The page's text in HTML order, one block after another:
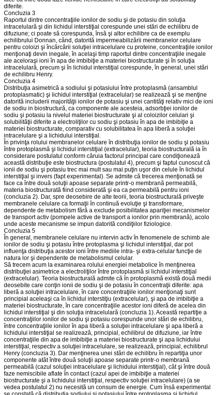
diferite.
Concluzia 3
Raportul dintre concentraţiile ionilor de sodiu şi de potasiu din soluţia
intracelulară şi din lichidul interstiţial corespunde unei stări de echilibru de
difuziune; ci poate să corespunda, însă şi altor echilibre ca de exemplu
echilibrului Donnan, când, datorită impermeabilizării membranelor celulare
pentru coloizi şi încărcării soluţiei intracelulare cu proteine, concentraţiile ionilor
menţionaţi devin inegale, în acelaşi timp raportul dintre concentraţiile inegale
ale aceloraşi ioni în apa de imbibiţie a materiei biostructurate şi în soluţia
intracelulară, precum şi în lichidul interstiţial corespunde, în general, unei stări
de echilibru Henry.
Concluzia 4
Distribuţia asimetrică a sodiului şi potasiului între protoplasmă (ansamblul
protoplasmatic) şi lichidul interstiţial (extracelular) se realizează şi se menţine
datorită includerii majorităţii ionilor de potasiu şi unei cantităţi relativ mici de ioni
de sodiu in biostructură, ca componente ale acesteia, adsorbţiei ionilor de
sodiu şi potasiu la nivelul materiei biostructurate şi al coloizilor celulari şi
solubilităţii diferite a electroliţilor cu sodiu şi potasiu în apa de imbibiţie a
materiei biostructurate, comparativ cu solubilitatea în apa liberă a soluţiei
intracelulare şi a lichidului interstiţial.
În privinţa rolului membranelor celulare în distribuţia ionilor de sodiu şi potasiu
între protoplasmă şi lichidul interstiţial (extracelular), teoria biostructurală ia în
considerare postulatul conform căruia factorul principal care condiţionează
această distribuţie este biostructura (postulatul 4), precum şi faptul cunoscut că
ionii de sodiu şi potasiu trec mai mult sau mai puţin uşor din celule în lichidul
interstiţial şi invers (fapt experimental). Se admite că trecerea menţionată se
face ca între două soluţii apoase separate printr-o membrană permeabilă,
materia biostructurată fiind considerată şi ea ca permeabilă pentru ioni
(concluzia 2). Dar, spre deosebire de alte teorii, teoria biostructurală priveşte
membranele celulare ca formaţii în continuă evoluţie şi transformare,
dependente de metabolism fără a exclude posibilitatea apariţiei mecanismelor
de transport activ (pompele active de transport a ionilor prin membrană), acolo
unde aceste mecanisme se impun datorită condiţiilor fiziologice.
Concluzia 5
În general, membranele celulare nu intervin activ în fenomenele de schimb ale
ionilor de sodiu şi potasiu între protoplasma şi lichidul interstiţial, dar pot
influenţa distribuţia acestor ioni între mediile intra- şi extra-celular funcţie de
natura lor şi dependente de metabolismul celular.
Să trecem acum la examinarea rolului energiei metabolice în menţinerea
distribuţiei asimetrice a electroliţilor între protoplasmă si lichidul interstiţial
(extracelular). Teoria biostructurală admite că în protoplasmă există două medii
deosebite care conţin ionii de sodiu şi de potasiu în concentraţii diferite: apa
liberă a soluţiei intracelulare, în care concentraţiile ionilor menţionaţi sunt
principial aceleaşi ca în lichidul interstiţiu (extracelular), şi apa de imbibiţie a
materiei biostructurate, în care concentraţiile acestor ioni diferă de acelea din
lichidul interstiţial şi din soluţia intracelulară (concluzia 1). Această repartiţie a
concentraţiilor ionilor de sodiu şi potasiu corespunde unor stări de echilibru,
între concentraţiile ionilor în apa liberă a soluţiei intracelulare şi apa liberă a
lichidului interstiţial se realizează, principial, echilibrul de difuziune, iar între
concentraţiile din apa de imbibiţie a materiei biostructurate şi apa lichidului
interstiţial, respectiv a soluţiei intracelulare, se realizează, principial, echilibrul
Henry (concluzia 3). Dar menţinerea unei stări de echilibru în repartiţia unor
componente atât între două soluţii apoase separate printr-o membrană
permeabilă (cazul soluţiei intracelulare şi lichidului interstiţial), cât şi între două
faze nemiscibile aflate în contact (cazul apei de imbibiţie a materiei
biostructurate şi a lichidului interstiţial, respectiv soluţiei intracelulare) (a se
vedea postulatul 2) nu necesită un consum de energie. Cum însă experimental